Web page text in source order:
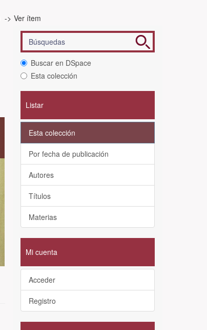
Ver ítem
Buscar en DSpace
Esta colección
Listar
Esta colección
Por fecha de publicación
Autores
Títulos
Materias
Mi cuenta
Acceder
Registro